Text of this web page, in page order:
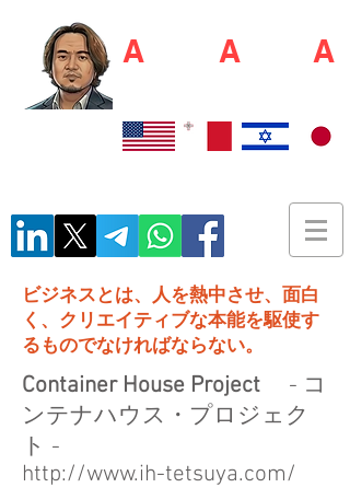
A A A
ビジネスとは、人を熱中させ、面白
く、クリエイティブな本能を駆使す
るものでなければならない。
Container House Project - コ
ンテナハウス・プロジェク
ト -
http://www.ih-tetsuya.com/